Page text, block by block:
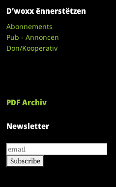
D’woxx ënnerstëtzen
Abonnements
Pub - Annoncen
Don/Kooperativ
PDF Archiv
Newsletter